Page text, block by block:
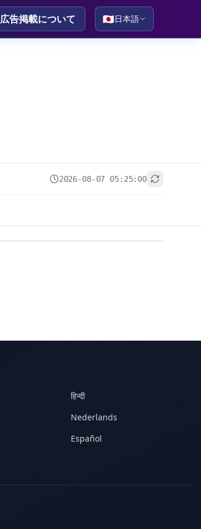
広告掲載について 🇯🇵日本語
2026-08-07 05:25:00
हिन्दी
Nederlands
Español